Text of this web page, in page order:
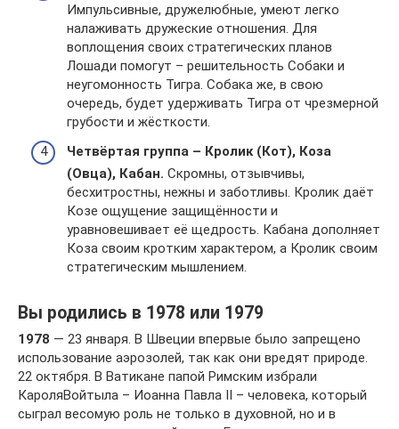
Импульсивные, дружелюбные, умеют легко
налаживать дружеские отношения. Для
воплощения своих стратегических планов
Лошади помогут – решительность Собаки и
неугомонность Тигра. Собака же, в свою
очередь, будет удерживать Тигра от чрезмерной
грубости и жёсткости.
Четвёртая группа – Кролик (Кот), Коза
(Овца), Кабан. Скромны, отзывчивы,
бесхитростны, нежны и заботливы. Кролик даёт
Козе ощущение защищённости и
уравновешивает её щедрость. Кабана дополняет
Коза своим кротким характером, а Кролик своим
стратегическим мышлением.
Вы родились в 1978 или 1979
1978 — 23 января. В Швеции впервые было запрещено
использование аэрозолей, так как они вредят природе.
22 октября. В Ватикане папой Римским избрали
КароляВойтыла – Иоанна Павла II – человека, который
сыграл весомую роль не только в духовной, но и в